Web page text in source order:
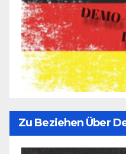
Zu Beziehen Über